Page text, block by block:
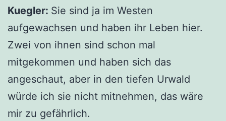
Kuegler: Sie sind ja im Westen
aufgewachsen und haben ihr Leben hier.
Zwei von ihnen sind schon mal
mitgekommen und haben sich das
angeschaut, aber in den tiefen Urwald
würde ich sie nicht mitnehmen, das wäre
mir zu gefährlich.